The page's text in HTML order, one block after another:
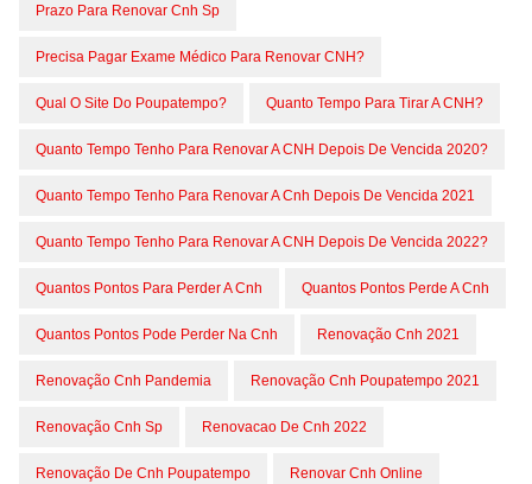
Prazo Para Renovar Cnh Sp
Precisa Pagar Exame Médico Para Renovar CNH?
Qual O Site Do Poupatempo? Quanto Tempo Para Tirar A CNH?
Quanto Tempo Tenho Para Renovar A CNH Depois De Vencida 2020?
Quanto Tempo Tenho Para Renovar A Cnh Depois De Vencida 2021
Quanto Tempo Tenho Para Renovar A CNH Depois De Vencida 2022?
Quantos Pontos Para Perder A Cnh Quantos Pontos Perde A Cnh
Quantos Pontos Pode Perder Na Cnh Renovação Cnh 2021
Renovação Cnh Pandemia Renovação Cnh Poupatempo 2021
Renovação Cnh Sp Renovacao De Cnh 2022
Renovação De Cnh Poupatempo Renovar Cnh Online